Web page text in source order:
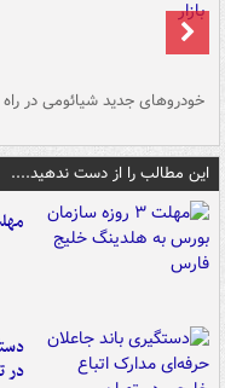
خودروهای جدید شیائومی در راه
این مطالب را از دست ندهید....
مهلت ۳ روزه سازمان
در